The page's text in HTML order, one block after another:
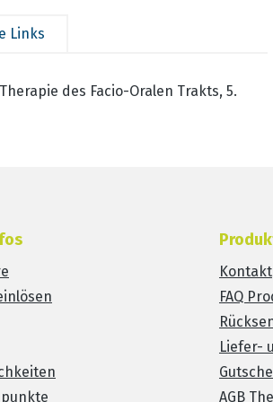
Links
des Facio-Oralen Trakts, 5.
Kontakt
FAQ
Liefer-
AGB